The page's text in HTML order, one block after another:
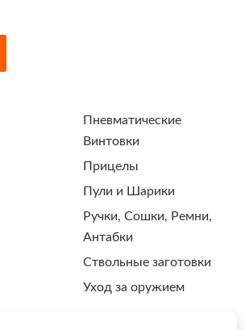
Пневматические
Винтовки
Прицелы
Пули и Шарики
Ручки, Сошки, Ремни,
Антабки
Ствольные заготовки
Уход за оружием